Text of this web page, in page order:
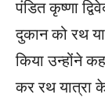
पंडित कृष्णा
दुकान को रथ
किया उन्होंने
कर रथ यात्रा